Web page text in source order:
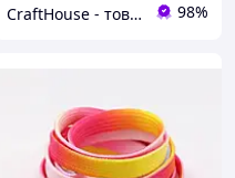
CraftHouse - товари для всієї родини 98%